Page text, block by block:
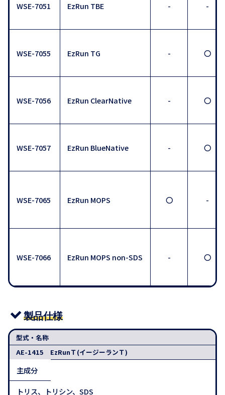
WSE-7051 EzRun TBE - -
WSE-7055 EzRun TG - 〇
WSE-7056 EzRun ClearNative - 〇
WSE-7057 EzRun BlueNative - 〇
WSE-7065 EzRun MOPS 〇 -
WSE-7066 EzRun MOPS non-SDS - 〇
製品仕様
型式・名称
AE-1415 EzRunＴ(イージーランＴ)
主成分
トリス、トリシン、SDS